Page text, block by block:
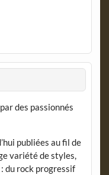
des passionnés
publiées au fil de
variété de styles,
du rock progressif